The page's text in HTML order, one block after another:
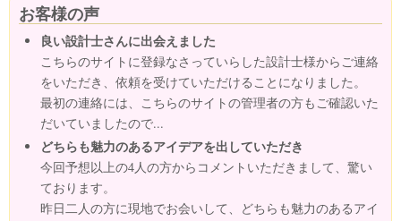
お客様の声
良い設計士さんに出会えました
こちらのサイトに登録なさっていらした設計士様からご連絡
をいただき、依頼を受けていただけることになりました。
最初の連絡には、こちらのサイトの管理者の方もご確認いた
だいていましたので...
どちらも魅力のあるアイデアを出していただき
今回予想以上の4人の方からコメントいただきまして、驚い
ております。
昨日二人の方に現地でお会いして、どちらも魅力のあるアイ